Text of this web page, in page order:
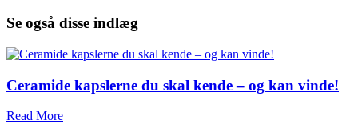
Se også disse indlæg
Ceramide kapslerne du skal kende – og kan vinde!
Read More